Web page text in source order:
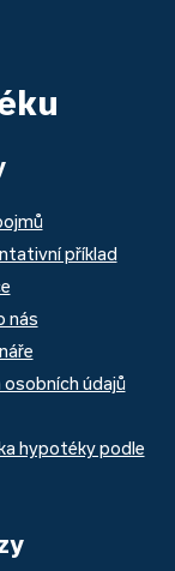
příklad
nás
osobních údajů
hypotéky podle